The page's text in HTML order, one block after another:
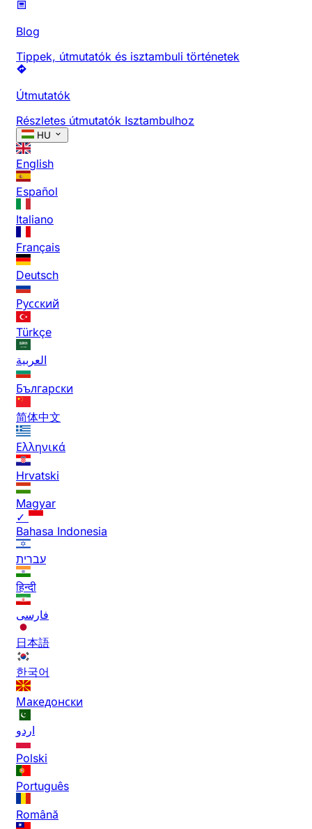
Blog
Tippek, útmutatók és isztambuli történetek
Útmutatók
Részletes útmutatók Isztambulhoz
HU
English
Español
Italiano
Français
Deutsch
Русский
Türkçe
العربية
Български
简体中文
Ελληνικά
Hrvatski
Magyar
✓
Bahasa Indonesia
עברית
हिन्दी
فارسی
日本語
한국어
Македонски
اردو
Polski
Português
Română